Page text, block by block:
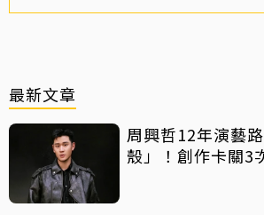
最新文章
周興哲12年演藝
殼」！創作卡關3